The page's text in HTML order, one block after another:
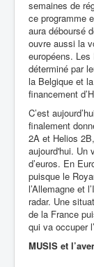
semaines de
ce programme
aura déboursé
ouvre aussi la
européens.
déterminé par
la Belgique et
financement
C’est
finalement
2A et Helios
aujourd'hui. Un
d’euros. En
puisque le
l’Allemagne et
radar. Une
de la France
qui va occuper
MUSIS et